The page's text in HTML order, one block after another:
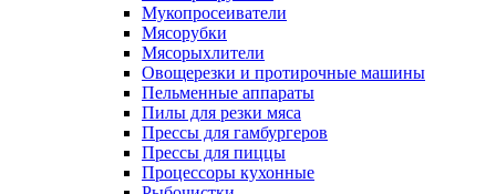
Мукопросеиватели
Мясорубки
Мясорыхлители
Овощерезки и протирочные машины
Пельменные аппараты
Пилы для резки мяса
Прессы для гамбургеров
Прессы для пиццы
Процессоры кухонные